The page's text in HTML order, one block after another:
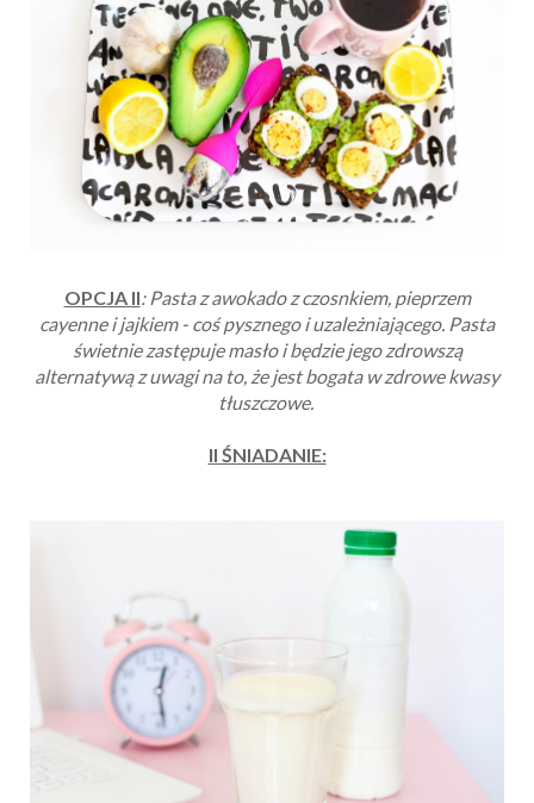
OPCJA II: Pasta z awokado z czosnkiem, pieprzem
cayenne i jajkiem - coś pysznego i uzależniającego. Pasta
świetnie zastępuje masło i będzie jego zdrowszą
alternatywą z uwagi na to, że jest bogata w zdrowe kwasy
tłuszczowe.
II ŚNIADANIE: